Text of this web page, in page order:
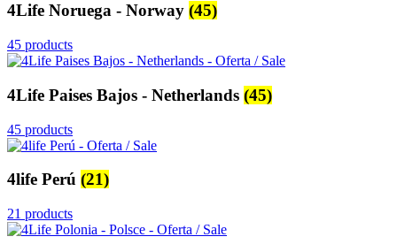
4Life Noruega - Norway (45)
45 products
4Life Paises Bajos - Netherlands (45)
45 products
4life Perú (21)
21 products